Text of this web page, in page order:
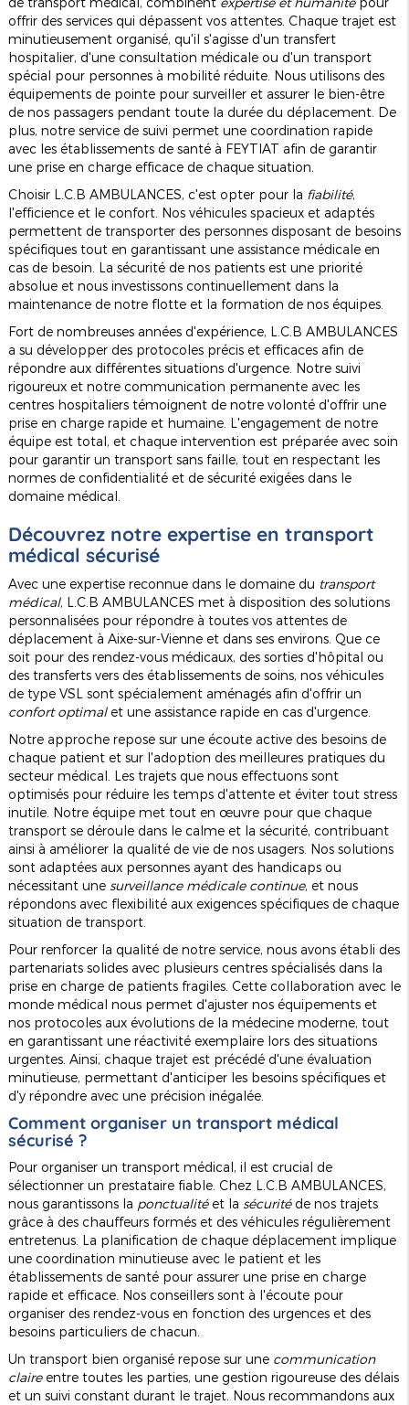
offrir des services qui dépassent vos attentes. Chaque trajet est
minutieusement organisé, qu'il s'agisse d'un transfert
hospitalier, d'une consultation médicale ou d'un transport
spécial pour personnes à mobilité réduite. Nous utilisons des
équipements de pointe pour surveiller et assurer le bien-être
de nos passagers pendant toute la durée du déplacement. De
plus, notre service de suivi permet une coordination rapide
avec les établissements de santé à FEYTIAT afin de garantir
une prise en charge efficace de chaque situation.
Choisir L.C.B AMBULANCES, c'est opter pour la fiabilité,
l'efficience et le confort. Nos véhicules spacieux et adaptés
permettent de transporter des personnes disposant de besoins
spécifiques tout en garantissant une assistance médicale en
cas de besoin. La sécurité de nos patients est une priorité
absolue et nous investissons continuellement dans la
maintenance de notre flotte et la formation de nos équipes.
Fort de nombreuses années d'expérience, L.C.B AMBULANCES
a su développer des protocoles précis et efficaces afin de
répondre aux différentes situations d'urgence. Notre suivi
rigoureux et notre communication permanente avec les
centres hospitaliers témoignent de notre volonté d'offrir une
prise en charge rapide et humaine. L'engagement de notre
équipe est total, et chaque intervention est préparée avec soin
pour garantir un transport sans faille, tout en respectant les
normes de confidentialité et de sécurité exigées dans le
domaine médical.
Découvrez notre expertise en transport
médical sécurisé
Avec une expertise reconnue dans le domaine du transport
médical, L.C.B AMBULANCES met à disposition des solutions
personnalisées pour répondre à toutes vos attentes de
déplacement à Aixe-sur-Vienne et dans ses environs. Que ce
soit pour des rendez-vous médicaux, des sorties d'hôpital ou
des transferts vers des établissements de soins, nos véhicules
de type VSL sont spécialement aménagés afin d'offrir un
confort optimalet une assistance rapide en cas d'urgence.
Notre approche repose sur une écoute active des besoins de
chaque patient et sur l'adoption des meilleures pratiques du
secteur médical. Les trajets que nous effectuons sont
optimisés pour réduire les temps d'attente et éviter tout stress
inutile. Notre équipe met tout en œuvre pour que chaque
transport se déroule dans le calme et la sécurité, contribuant
ainsi à améliorer la qualité de vie de nos usagers. Nos solutions
sont adaptées aux personnes ayant des handicaps ou
nécessitant une surveillance médicale continue, et nous
répondons avec flexibilité aux exigences spécifiques de chaque
situation de transport.
Pour renforcer la qualité de notre service, nous avons établi des
partenariats solides avec plusieurs centres spécialisés dans la
prise en charge de patients fragiles. Cette collaboration avec le
monde médical nous permet d'ajuster nos équipements et
nos protocoles aux évolutions de la médecine moderne, tout
en garantissant une réactivité exemplaire lors des situations
urgentes. Ainsi, chaque trajet est précédé d'une évaluation
minutieuse, permettant d'anticiper les besoins spécifiques et
d'y répondre avec une précision inégalée.
Comment organiser un transport médical
sécurisé ?
Pour organiser un transport médical, il est crucial de
sélectionner un prestataire fiable. Chez L.C.B AMBULANCES,
nous garantissons la ponctualitéet la sécuritéde nos trajets
grâce à des chauffeurs formés et des véhicules régulièrement
entretenus. La planification de chaque déplacement implique
une coordination minutieuse avec le patient et les
établissements de santé pour assurer une prise en charge
rapide et efficace. Nos conseillers sont à l'écoute pour
organiser des rendez-vous en fonction des urgences et des
besoins particuliers de chacun.
Un transport bien organisé repose sur une communication
claireentre toutes les parties, une gestion rigoureuse des délais
et un suivi constant durant le trajet. Nous recommandons aux